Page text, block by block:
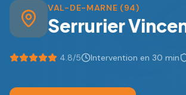
VAL-DE-MARNE (94)
Serrurier
4.8/5 Intervention en 30 min